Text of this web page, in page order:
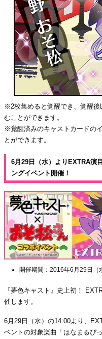
※2枚集めると覚醒でき、覚醒
むことができます。
※覚醒済みのキャストカードの
とができます。
6月29日（水）よりEXTRA演
ングイベント開催！
開催期間：2016年6月29日（
『夢色キャスト』史上初！
催します。
6月29日（水）の14:00より、
ベントの対象楽曲「はなまるぴ